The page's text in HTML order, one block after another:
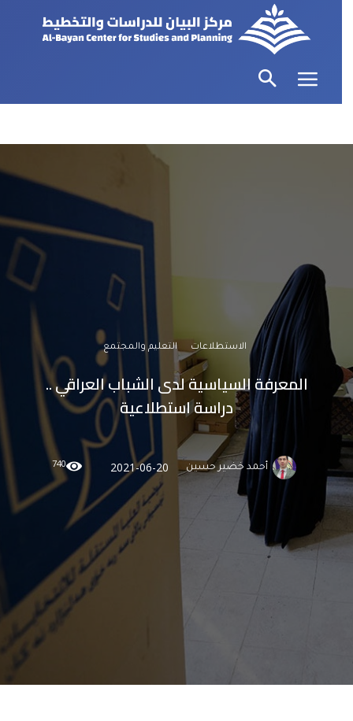
الاستطلاعات التعليم والمجتمع
المعرفة السياسية لدى الشباب العراقي ..
دراسة استطلاعية
أحمد خضير حسين 2021-06-20
740